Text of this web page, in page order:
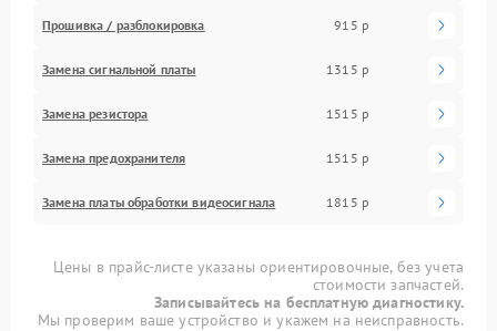
Прошивка / разблокировка 915 р
Замена сигнальной платы 1315 р
Замена резистора 1515 р
Замена предохранителя 1515 р
Замена платы обработки видеосигнала 1815 р
Цены в прайс-листе указаны ориентировочные, без учета
стоимости запчастей.
Записывайтесь на бесплатную диагностику.
Мы проверим ваше устройство и укажем на неисправность.